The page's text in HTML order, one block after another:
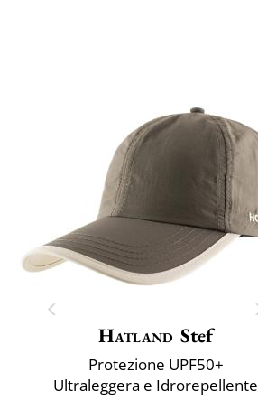
Hatland Stef
Protezione UPF50+
Ultraleggera e Idrorepellente